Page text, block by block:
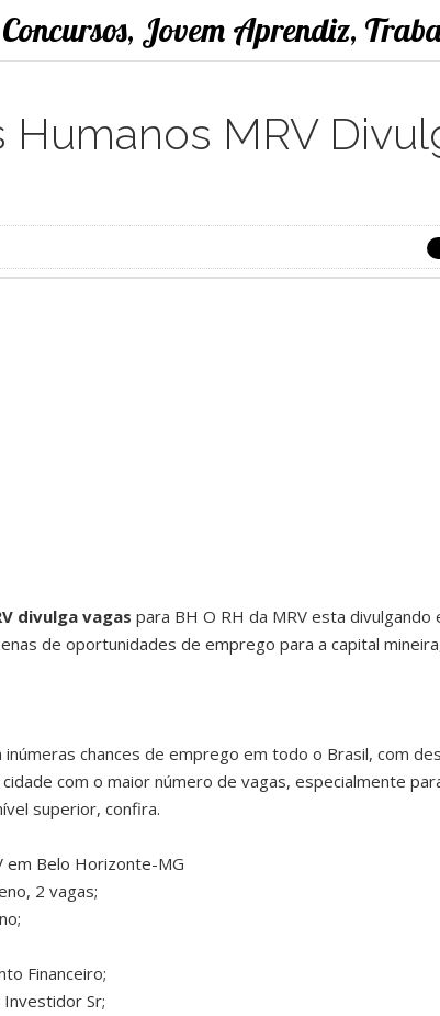
Jovem Aprendiz,
Humanos MRV
divulga vagas para BH O RH da MRV esta divulgando
de oportunidades de emprego para a capital
inúmeras chances de emprego em todo o Brasil, com
com o maior número de vagas, especialmente
superior, confira.
em Belo Horizonte-MG
2 vagas;
Financeiro;
Investidor Sr;